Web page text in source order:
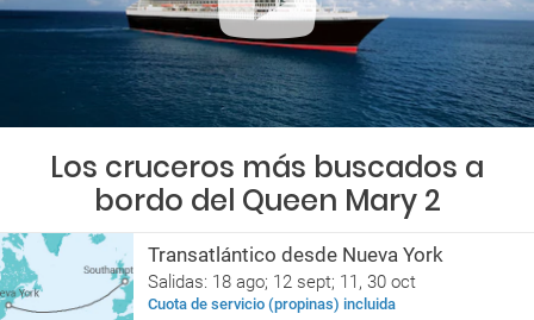
Los cruceros más buscados a
bordo del Queen Mary 2
Transatlántico desde Nueva York
Salidas: 18 ago; 12 sept; 11, 30 oct
Cuota de servicio (propinas) incluida